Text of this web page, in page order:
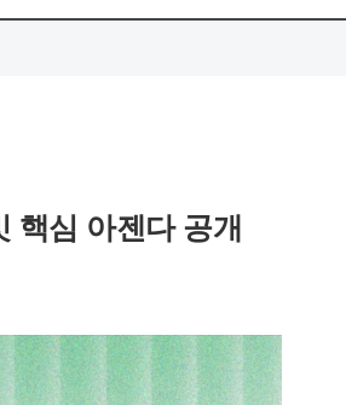
핵심 아젠다 공개